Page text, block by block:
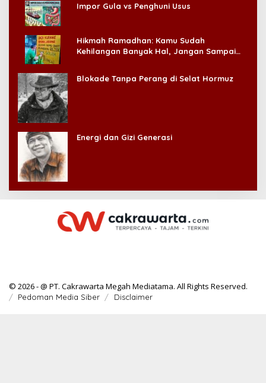
Impor Gula vs Penghuni Usus
Hikmah Ramadhan: Kamu Sudah
Kehilangan Banyak Hal, Jangan Sampai
Blokade Tanpa Perang di Selat Hormuz
Energi dan Gizi Generasi
© 2026 - @ PT. Cakrawarta Megah Mediatama. All Rights Reserved.
Pedoman Media Siber Disclaimer